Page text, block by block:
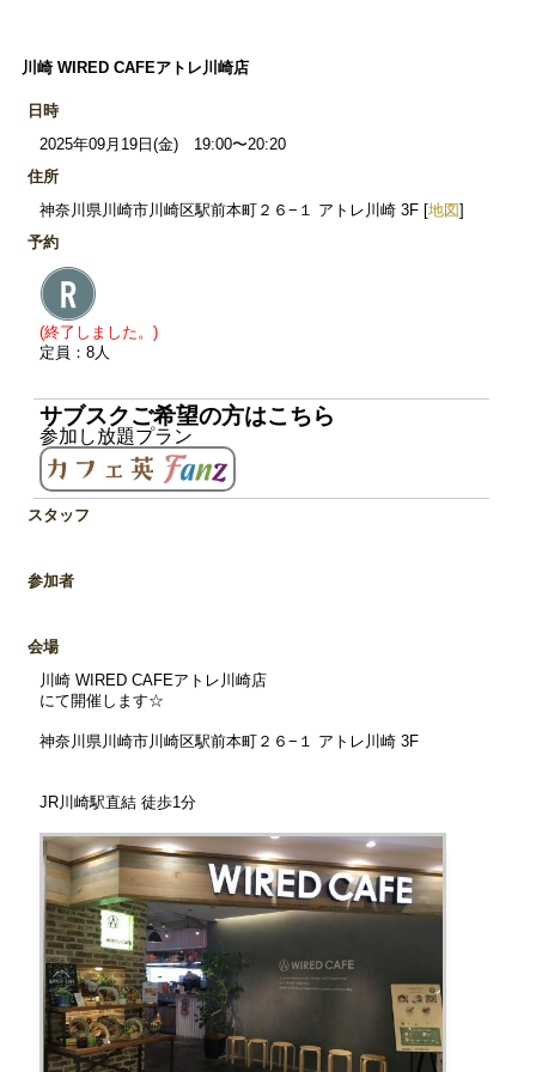
川崎 WIRED CAFEアトレ川崎店
日時
2025年09月19日(金) 19:00〜20:20
住所
神奈川県川崎市川崎区駅前本町２６−１ アトレ川崎 3F [地図]
予約
(終了しました。)
定員：8人
サブスクご希望の方はこちら
参加し放題プラン
スタッフ
参加者
会場
川崎 WIRED CAFEアトレ川崎店
にて開催します☆
神奈川県川崎市川崎区駅前本町２６−１ アトレ川崎 3F
JR川崎駅直結 徒歩1分